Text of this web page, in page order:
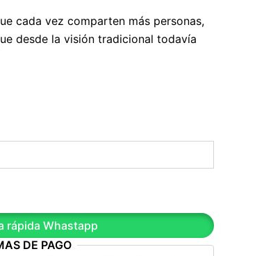
cada vez comparten más personas,
desde la visión tradicional todavía
rápida Whastapp
DE PAGO